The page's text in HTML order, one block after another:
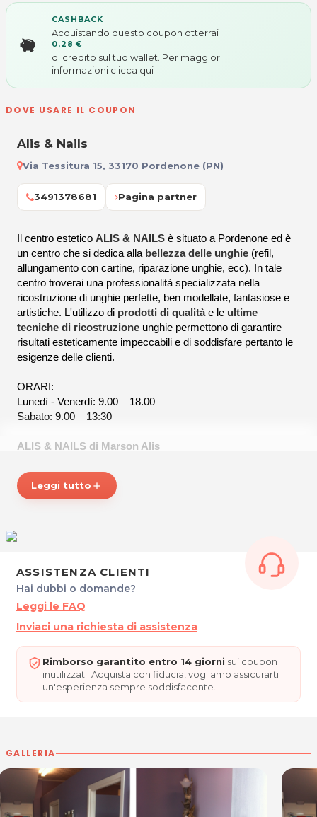
CASHBACK
Acquistando questo coupon otterrai
0,28 €
di credito sul tuo wallet. Per maggiori
informazioni clicca qui
DOVE USARE IL COUPON
Alis & Nails
Via Tessitura 15, 33170 Pordenone (PN)
3491378681 Pagina partner
Il centro estetico ALIS & NAILS è situato a Pordenone ed è
un centro che si dedica alla bellezza delle unghie (refil,
allungamento con cartine, riparazione unghie, ecc). In tale
centro troverai una professionalità specializzata nella
ricostruzione di unghie perfette, ben modellate, fantasiose e
artistiche. L'utilizzo di prodotti di qualitàe le ultime
tecniche di ricostruzione unghie permettono di garantire
risultati esteticamente impeccabili e di soddisfare pertanto le
esigenze delle clienti.
ORARI :
Lunedì - Venerdì: 9.00 – 18.00
Sabato: 9.00 – 13:30
ALIS & NAILS di Marson Alis
33170 PORDENONE
P.IVA 01637850932
Leggi tutto add
ASSISTENZA CLIENTI
Hai dubbi o domande?
Leggi le FAQ
Inviaci una richiesta di assistenza
Rimborso garantito entro 14 giorni sui coupon
inutilizzati. Acquista con fiducia, vogliamo assicurarti
un'esperienza sempre soddisfacente.
GALLERIA